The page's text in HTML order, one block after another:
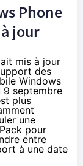
Phone
jour
mis à jour
des
Windows
9 septembre
plus
une
pour
entre
à une date